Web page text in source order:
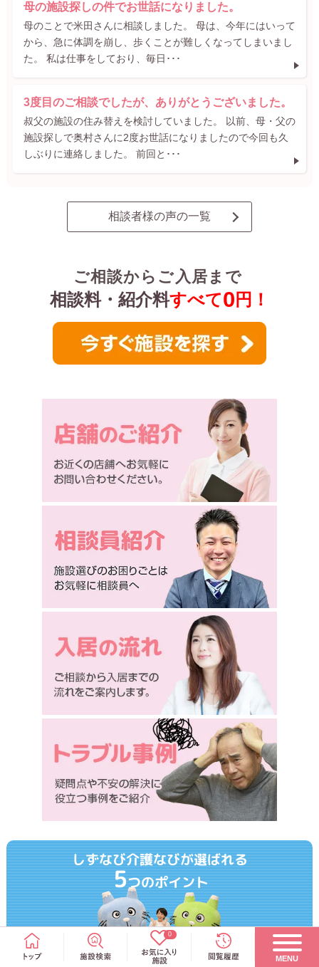
0
MENU
母の施設探しの件でお世話になりました。
母のことで米田さんに相談しました。 母は、今年にはいって
から、急に体調を崩し、歩くことが難しくなってしまいまし
た。 私は仕事をしており、毎日･･･
3度目のご相談でしたが、ありがとうございました。
叔父の施設の住み替えを検討していました。 以前、母・父の
施設探しで奥村さんに2度お世話になりましたので今回も久
しぶりに連絡しました。 前回と･･･
相談者様の声の一覧
ご相談からご入居まで
相談料・紹介料すべて0 円！
しずなび介護なびが選ばれる
5つのポイント
無料で介護施設をご紹介